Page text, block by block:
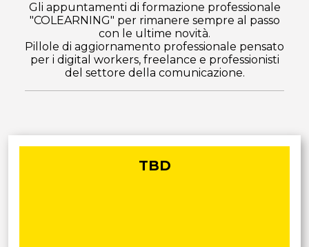
Gli appuntamenti di formazione professionale
"COLEARNING" per rimanere sempre al passo
con le ultime novità.
Pillole di aggiornamento professionale pensato
per i digital workers, freelance e professionisti
del settore della comunicazione.
TBD